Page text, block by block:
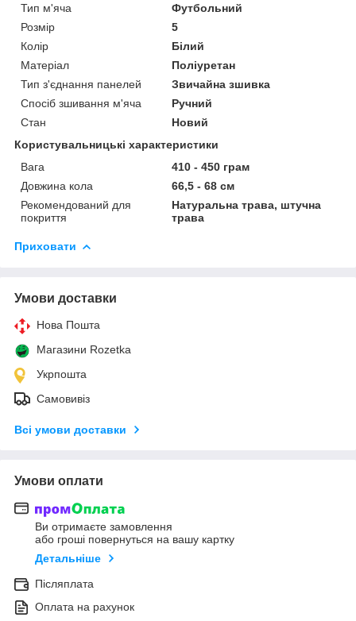
Тип м'яча
Футбольний
Розмір
5
Колір
Білий
Матеріал
Поліуретан
Тип з'єднання панелей
Звичайна зшивка
Спосіб зшивання м'яча
Ручний
Стан
Новий
Користувальницькі характеристики
Вага
410 - 450 грам
Довжина кола
66,5 - 68 см
Рекомендований для
покриття
Натуральна трава, штучна
трава
Приховати
Умови доставки
Нова Пошта
Магазини Rozetka
Укрпошта
Самовивіз
Всі умови доставки
Умови оплати
Ви отримаєте замовлення
або гроші повернуться на вашу картку
Детальніше
Післяплата
Оплата на рахунок